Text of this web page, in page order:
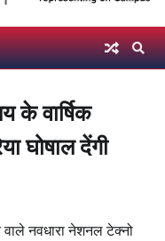
के वार्षिक
घोषाल देंगी
वाले नवधारा नेशनल टेक्नो